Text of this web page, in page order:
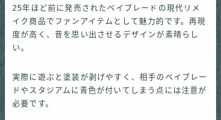
25年ほど前に発売されたベイブレードの現代リメ
イク商品でファンアイテムとして魅力的です。再現
度が高く、昔を思い出させるデザインが素晴らし
い。
実際に遊ぶと塗装が剥げやすく、相手のベイブレー
ドやスタジアムに青色が付いてしまう点には注意が
必要です。